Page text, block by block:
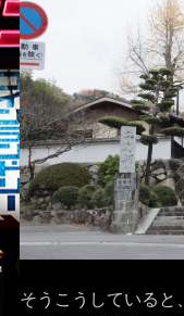
そうこうしていると